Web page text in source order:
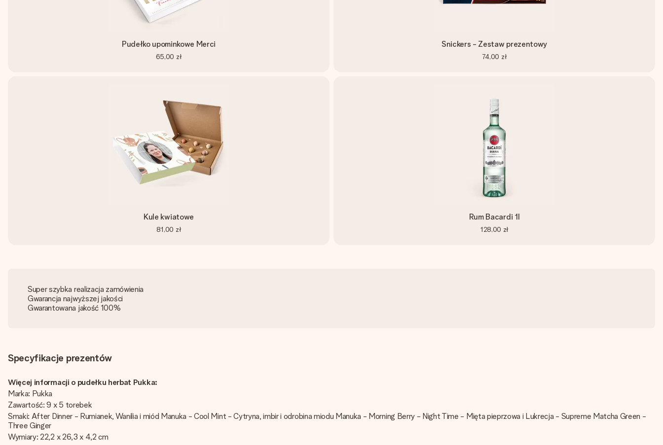
Pudełko upominkowe Merci
65,00 zł
Snickers - Zestaw prezentowy
74,00 zł
Kule kwiatowe
81,00 zł
Rum Bacardi 1l
128,00 zł
Super szybka realizacja zamówienia
Gwarancja najwyższej jakości
Gwarantowana jakość 100%
Specyfikacje prezentów
Więcej informacji o pudełku herbat Pukka:
Marka: Pukka
Zawartość: 9 x 5 torebek
Smaki: After Dinner - Rumianek, Wanilia i miód Manuka - Cool Mint - Cytryna, imbir i odrobina miodu Manuka - Morning Berry - Night Time - Mięta pieprzowa i Lukrecja - Supreme Matcha Green -
Three Ginger
Wymiary: 22,2 x 26,3 x 4,2 cm